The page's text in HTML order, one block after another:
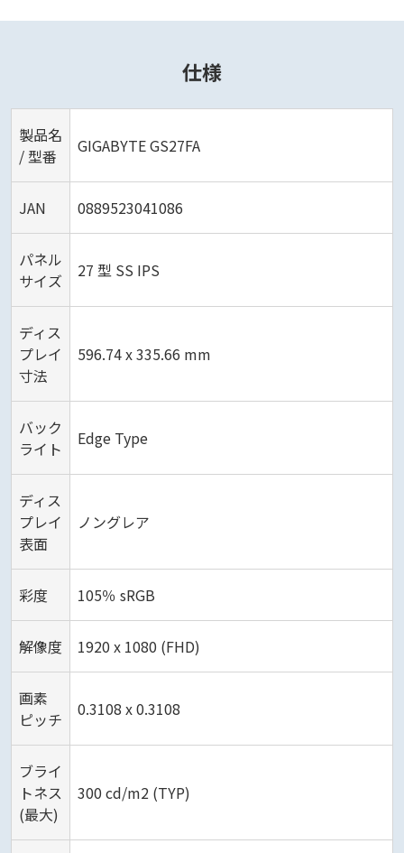
仕様
製品名
/ 型番
GIGABYTE GS27FA
JAN 0889523041086
パネル
サイズ
27 型 SS IPS
ディス
プレイ
寸法
596.74 x 335.66 mm
バック
ライト
Edge Type
ディス
プレイ
表面
ノングレア
彩度 105％ sRGB
解像度 1920 x 1080 (FHD)
画素
ピッチ
0.3108 x 0.3108
ブライ
トネス
(最大)
300 cd/m2 (TYP)